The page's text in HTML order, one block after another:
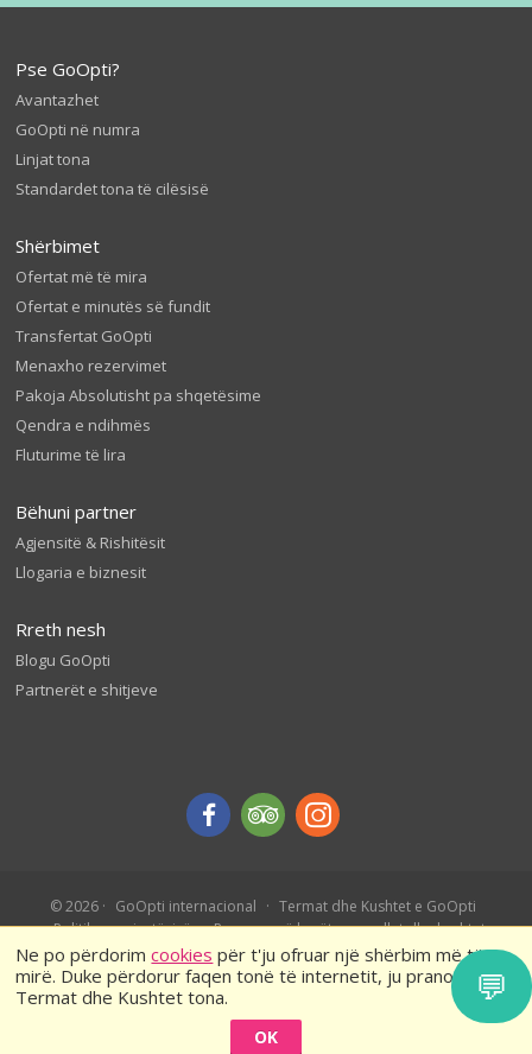
Ne po përdorimcookies për t'ju ofruar një shërbim më të
mirë. Duke përdorur faqen tonë të internetit, ju pranoni
Termat dhe Kushtet tona.
OK
Pse GoOpti?
Avantazhet
GoOpti në numra
Linjat tona
Standardet tona të cilësisë
Shërbimet
Ofertat më të mira
Ofertat e minutës së fundit
Transfertat GoOpti
Menaxho rezervimet
Pakoja Absolutisht pa shqetësime
Qendra e ndihmës
Fluturime të lira
Bëhuni partner
Agjensitë & Rishitësit
Llogaria e biznesit
Rreth nesh
Blogu GoOpti
Partnerët e shitjeve
© 2026 GoOpti internacional
Termat dhe Kushtet e GoOpti
Politika e privatësisë
Rezervo më herët – rregullat dhe kushtet
💬